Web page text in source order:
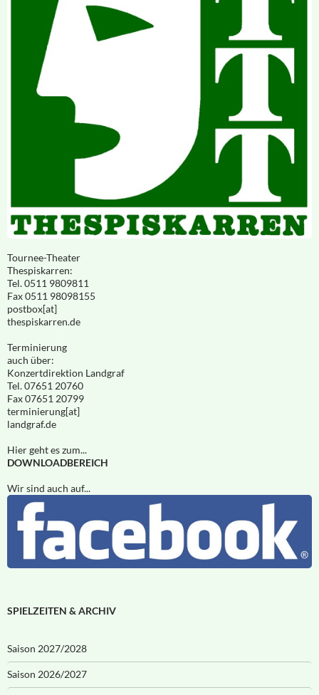
Tournee-Theater
Thespiskarren:
Tel. 0511 9809811
Fax 0511 98098155
postbox[at]
thespiskarren.de
Terminierung
auch über:
Konzertdirektion Landgraf
Tel. 07651 20760
Fax 07651 20799
terminierung[at]
landgraf.de
Hier geht es zum...
DOWNLOADBEREICH
Wir sind auch auf...
SPIELZEITEN & ARCHIV
Saison 2027/2028
Saison 2026/2027